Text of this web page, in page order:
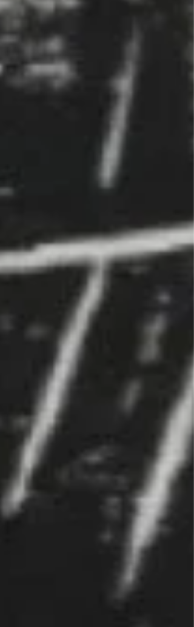
詳細はこちらから！